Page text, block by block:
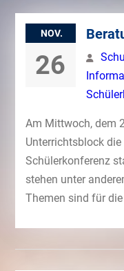
NOV.
26
Am Mittwoch, dem
Unterrichtsblock
Schülerkonferenz
stehen unter
Themen sind für